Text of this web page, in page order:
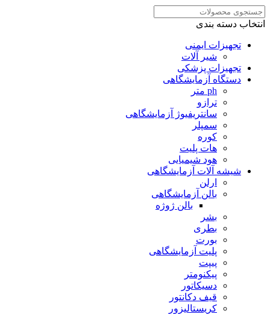
انتخاب دسته بندی
تجهیزات ایمنی
شیر آلات
تجهیزات پزشکی
دستگاه آزمایشگاهی
ph متر
ترازو
سانتریفیوژ آزمایشگاهی
سمپلر
کوره
هات پلیت
هود شیمیایی
شیشه آلات آزمایشگاهی
ارلن
بالن آزمایشگاهی
بالن ژوژه
بشر
بطری
بورت
پلیت آزمایشگاهی
پیپت
پیکنومتر
دسیکاتور
قیف دکانتور
کریستالیزور